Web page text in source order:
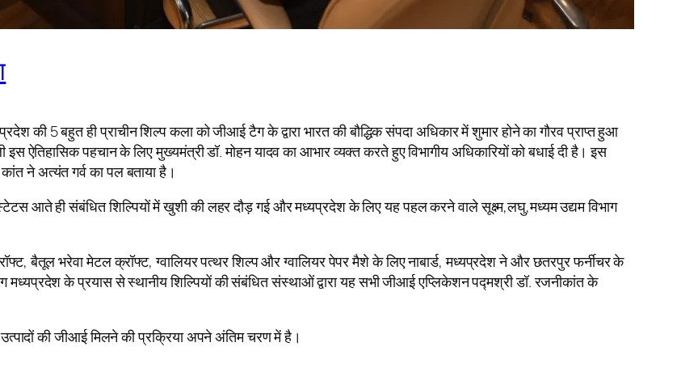
की 5 बहुत ही प्राचीन शिल्प कला को जीआई टैग के द्वारा भारत की बौद्धिक संपदा अधिकार में शुमार होने का गौरव प्राप्त हुआ
ऐतिहासिक पहचान के लिए मुख्यमंत्री डॉ. मोहन यादव का आभार व्यक्त करते हुए विभागीय अधिकारियों को बधाई दी है। इस
ने अत्यंत गर्व का पल बताया है।
आते ही संबंधित शिल्पियों में खुशी की लहर दौड़ गई और मध्यप्रदेश के लिए यह पहल करने वाले सूक्ष्म,लघु,मध्यम उद्यम विभाग
बैतूल भरेवा मेटल क्रॉफ्ट, ग्वालियर पत्थर शिल्प और ग्वालियर पेपर मैशे के लिए नाबार्ड, मध्यप्रदेश ने और छतरपुर फर्नीचर के
मध्यप्रदेश के प्रयास से स्थानीय शिल्पियों की संबंधित संस्थाओं द्वारा यह सभी जीआई एप्लिकेशन पद्मश्री डॉ. रजनीकांत के
की जीआई मिलने की प्रक्रिया अपने अंतिम चरण में है।